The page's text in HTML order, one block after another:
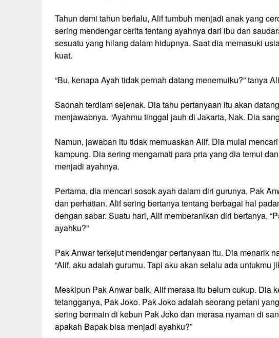
Tahun demi tahun berlalu, Alif tumbuh menjadi anak yang
sering mendengar cerita tentang ayahnya dari ibu dan
sesuatu yang hilang dalam hidupnya. Saat dia memasuki
kuat.
“Bu, kenapa Ayah tidak pernah datang menemuiku?” tanya
Saonah terdiam sejenak. Dia tahu pertanyaan itu akan
menjawabnya. “Ayahmu tinggal jauh di Jakarta, Nak. Dia
Namun, jawaban itu tidak memuaskan Alif. Dia mulai
kampung. Dia sering mengamati para pria yang dia temui
menjadi ayahnya.
Pertama, dia mencari sosok ayah dalam diri gurunya, Pak
dan perhatian. Alif sering bertanya tentang berbagai hal
dengan sabar. Suatu hari, Alif memberanikan diri bertanya,
ayahku?”
Pak Anwar terkejut mendengar pertanyaan itu. Dia menarik
“Alif, aku adalah gurumu. Tapi aku akan selalu ada untukmu
Meskipun Pak Anwar baik, Alif merasa itu belum cukup. Dia
tetangganya, Pak Joko. Pak Joko adalah seorang petani
sering bermain di kebun Pak Joko dan merasa nyaman di
apakah Bapak bisa menjadi ayahku?”